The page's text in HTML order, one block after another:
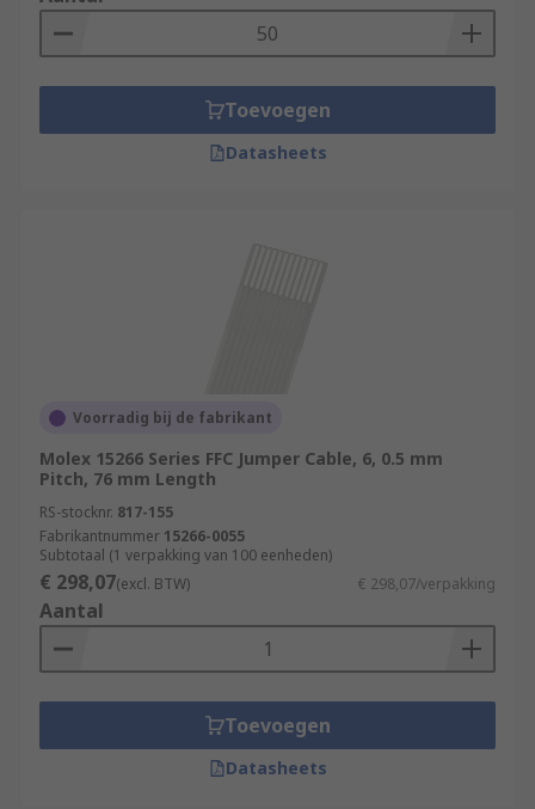
Toevoegen
Datasheets
Voorradig bij de fabrikant
Molex 15266 Series FFC Jumper Cable, 6, 0.5 mm
Pitch, 76 mm Length
RS-stocknr. 817-155
Fabrikantnummer 15266-0055
Subtotaal (1 verpakking van 100 eenheden)
€ 298,07(excl. BTW) € 298,07/verpakking
Aantal
Toevoegen
Datasheets